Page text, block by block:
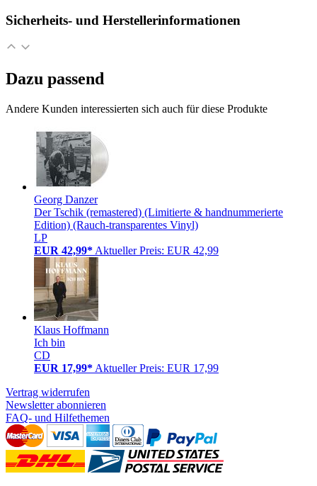
Sicherheits- und Herstellerinformationen
Dazu passend
Andere Kunden interessierten sich auch für diese Produkte
Georg Danzer
Der Tschik (remastered) (Limitierte & handnummerierte
Edition) (Rauch-transparentes Vinyl)
LP
EUR 42,99* Aktueller Preis: EUR 42,99
Klaus Hoffmann
Ich bin
CD
EUR 17,99* Aktueller Preis: EUR 17,99
Vertrag widerrufen
Newsletter abonnieren
FAQ- und Hilfethemen